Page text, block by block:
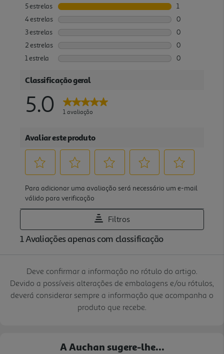
Deve confirmar a informação no rótulo do artigo.
Devido a possíveis alterações de embalagens e/ou rótulos,
deverá considerar sempre a informação que acompanha o
produto que recebe.
A Auchan sugere-lhe...